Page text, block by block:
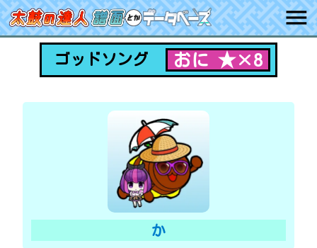
ゴッドソング おに ★×8
か